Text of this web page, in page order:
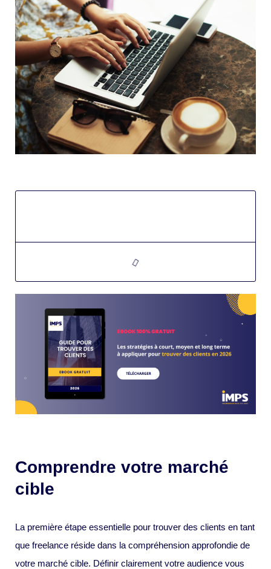
Comprendre votre marché
cible
La première étape essentielle pour trouver des clients en tant
que freelance réside dans la compréhension approfondie de
votre marché cible. Définir clairement votre audience vous